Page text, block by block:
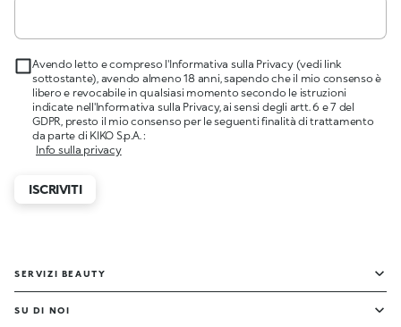
Avendo letto e compreso l'Informativa sulla Privacy (vedi link
sottostante), avendo almeno 18 anni, sapendo che il mio consenso è
libero e revocabile in qualsiasi momento secondo le istruzioni
indicate nell'Informativa sulla Privacy, ai sensi degli artt. 6 e 7 del
GDPR, presto il mio consenso per le seguenti finalità di trattamento
da parte di KIKO S.p.A. :
Info sulla privacy
ISCRIVITI
SERVIZI BEAUTY
SU DI NOI